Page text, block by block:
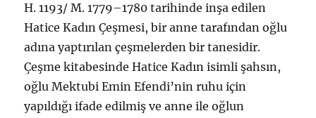
H. 1193/ M. 1779–1780 tarihinde inşa edilen
Hatice Kadın Çeşmesi, bir anne tarafından oğlu
adına yaptırılan çeşmelerden bir tanesidir.
Çeşme kitabesinde Hatice Kadın isimli şahsın,
oğlu Mektubi Emin Efendi’nin ruhu için
yapıldığı ifade edilmiş ve anne ile oğlun